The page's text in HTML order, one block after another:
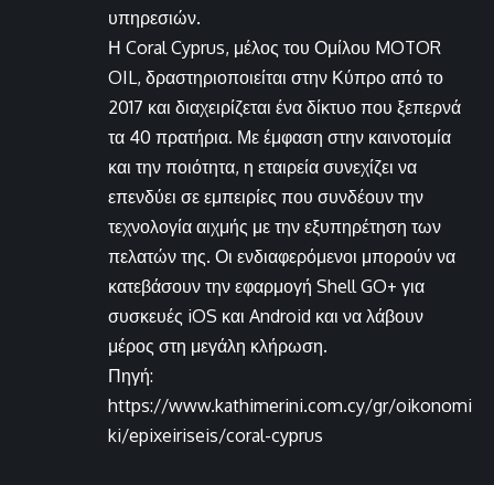
υπηρεσιών.
Η Coral Cyprus, μέλος του Ομίλου MOTOR
OIL, δραστηριοποιείται στην Κύπρο από το
2017 και διαχειρίζεται ένα δίκτυο που ξεπερνά
τα 40 πρατήρια. Με έμφαση στην καινοτομία
και την ποιότητα, η εταιρεία συνεχίζει να
επενδύει σε εμπειρίες που συνδέουν την
τεχνολογία αιχμής με την εξυπηρέτηση των
πελατών της. Οι ενδιαφερόμενοι μπορούν να
κατεβάσουν την εφαρμογή Shell GO+ για
συσκευές iOS και Android και να λάβουν
μέρος στη μεγάλη κλήρωση.
Πηγή:
https://www.kathimerini.com.cy/gr/oikonomi
ki/epixeiriseis/coral-cyprus